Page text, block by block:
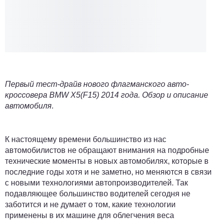
Первый тест-драйв нового флагманского авто-
кроссовера BMW X5(F15) 2014 года. Обзор и описание
автомобиля.
К настоящему времени большинство из нас
автомобилистов не обращают внимания на подробные
технические моменты в новых автомобилях, которые в
последние годы хотя и не заметно, но меняются в связи
с новыми технологиями автопроизводителей. Так
подавляющее большинство водителей сегодня не
заботится и не думает о том, какие технологии
применены в их машине для облегчения веса